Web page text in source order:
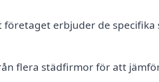
företaget erbjuder de
flera städfirmor för att